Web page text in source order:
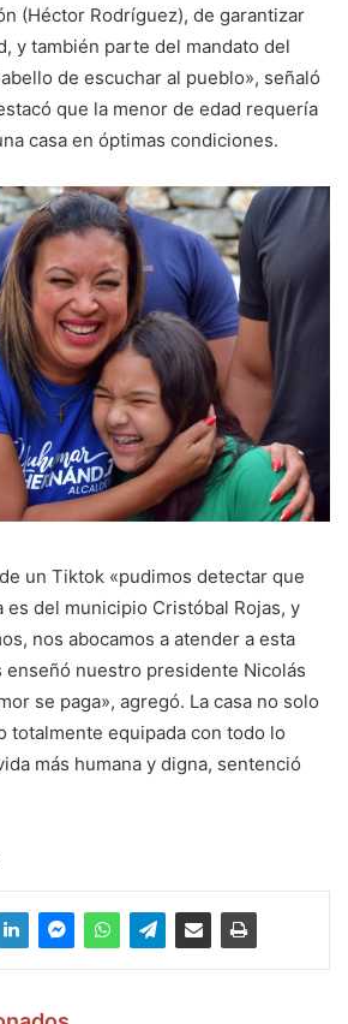
(Héctor Rodríguez), de garantizar
y también parte del mandato del
de escuchar al pueblo», señaló
que la menor de edad requería
casa en óptimas condiciones.
un Tiktok «pudimos detectar que
es del municipio Cristóbal Rojas, y
nos abocamos a atender a esta
nuestro presidente Nicolás
se paga», agregó. La casa no solo
totalmente equipada con todo lo
más humana y digna, sentenció